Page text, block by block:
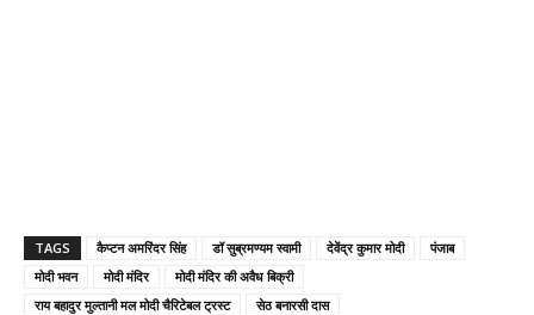
TAGS कैप्टन अमरिंदर सिंह डॉ सुब्रमण्यम स्वामी देवेंद्र कुमार मोदी
पंजाब
मोदी भवन
मोदी मंदिर
मोदी मंदिर की अवैध बिक्री
राय बहादुर मुल्तानी मल मोदी चैरिटेबल ट्रस्ट
सेठ बनारसी दास